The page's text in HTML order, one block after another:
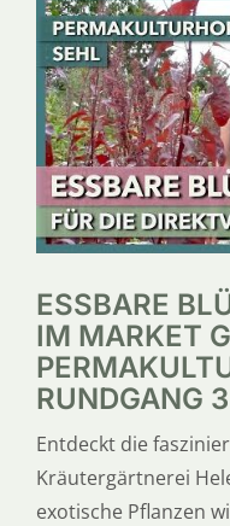
SERVICE
ÜBER UNS
ESSBARE
IM MARKET
RUNDGANG 3
Entdeckt die
Kräutergärtnerei
exotische Pflanzen